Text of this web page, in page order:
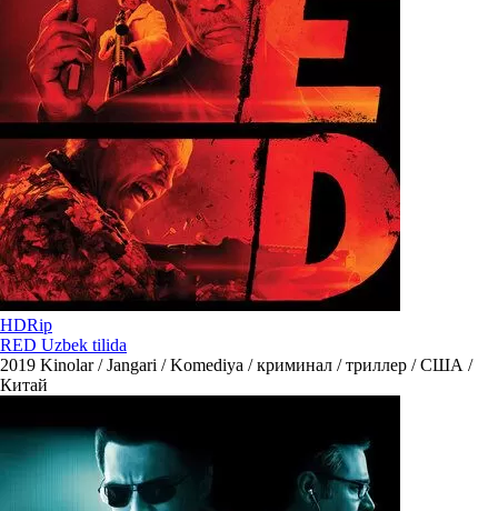
HDRip
RED Uzbek tilida
2019 Kinolar / Jangari / Komediya / криминал / триллер / США /
Китай